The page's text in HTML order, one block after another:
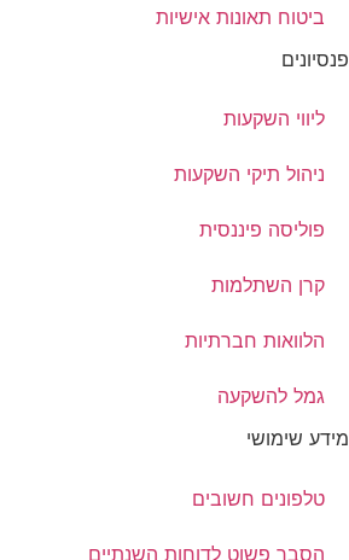
ביטוח תאונות אישיות
פנסיונים
ליווי השקעות
ניהול תיקי השקעות
פוליסה פיננסית
קרן השתלמות
הלוואות חברתיות
גמל להשקעה
מידע שימושי
טלפונים חשובים
הסבר פשוט לדוחות השנתיים